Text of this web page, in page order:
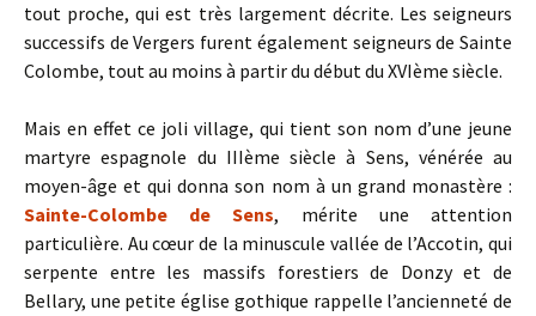
tout proche, qui est très largement décrite. Les seigneurs
successifs de Vergers furent également seigneurs de Sainte
Colombe, tout au moins à partir du début du XVIème siècle.
Mais en effet ce joli village, qui tient son nom d’une jeune
martyre espagnole du IIIème siècle à Sens, vénérée au
moyen-âge et qui donna son nom à un grand monastère :
Sainte-Colombe de Sens, mérite une attention
particulière. Au cœur de la minuscule vallée de l’Accotin, qui
serpente entre les massifs forestiers de Donzy et de
Bellary, une petite église gothique rappelle l’ancienneté de